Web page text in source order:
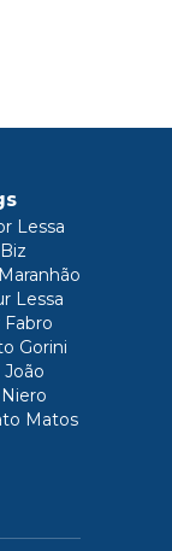
Lessa
Lessa
Gorini
Matos